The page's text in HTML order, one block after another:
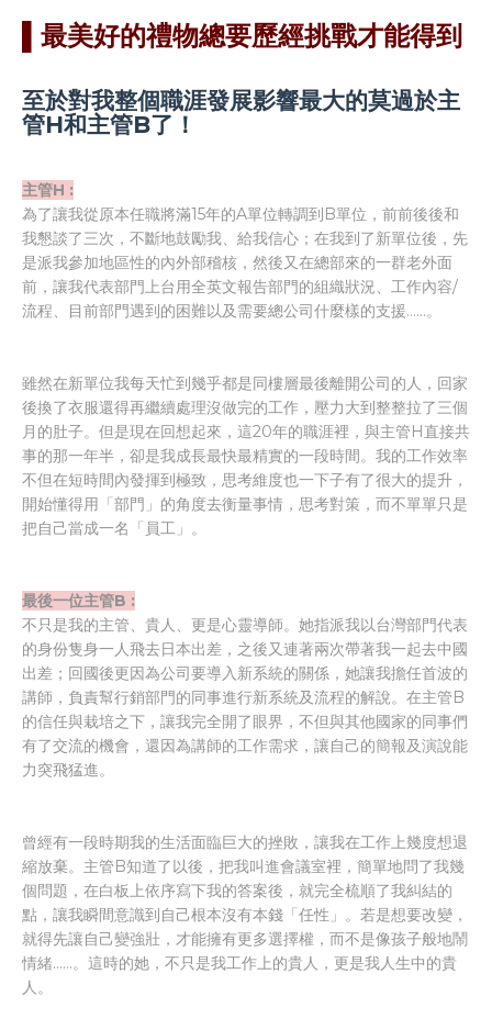
▌最美好的禮物總要歷經挑戰才能得到
至於對我整個職涯發展影響最大的莫過於主
管H和主管B了！
主管H :
為了讓我從原本任職將滿15年的A單位轉調到B單位，前前後後和
我懇談了三次，不斷地鼓勵我、給我信心；在我到了新單位後，先
是派我參加地區性的內外部稽核，然後又在總部來的一群老外面
前，讓我代表部門上台用全英文報告部門的組織狀況、工作內容/
流程、目前部門遇到的困難以及需要總公司什麼樣的支援……。
雖然在新單位我每天忙到幾乎都是同樓層最後離開公司的人，回家
後換了衣服還得再繼續處理沒做完的工作，壓力大到整整拉了三個
月的肚子。但是現在回想起來，這20年的職涯裡，與主管H直接共
事的那一年半，卻是我成長最快最精實的一段時間。我的工作效率
不但在短時間內發揮到極致，思考維度也一下子有了很大的提升，
開始懂得用「部門」的角度去衡量事情，思考對策，而不單單只是
把自己當成一名「員工」。
最後一位主管B :
不只是我的主管、貴人、更是心靈導師。她指派我以台灣部門代表
的身份隻身一人飛去日本出差，之後又連著兩次帶著我一起去中國
出差；回國後更因為公司要導入新系統的關係，她讓我擔任首波的
講師，負責幫行銷部門的同事進行新系統及流程的解說。在主管B
的信任與栽培之下，讓我完全開了眼界，不但與其他國家的同事們
有了交流的機會，還因為講師的工作需求，讓自己的簡報及演說能
力突飛猛進。
曾經有一段時期我的生活面臨巨大的挫敗，讓我在工作上幾度想退
縮放棄。主管B知道了以後，把我叫進會議室裡，簡單地問了我幾
個問題，在白板上依序寫下我的答案後，就完全梳順了我糾結的
點，讓我瞬間意識到自己根本沒有本錢「任性」。若是想要改變，
就得先讓自己變強壯，才能擁有更多選擇權，而不是像孩子般地鬧
情緒……。這時的她，不只是我工作上的貴人，更是我人生中的貴
人。